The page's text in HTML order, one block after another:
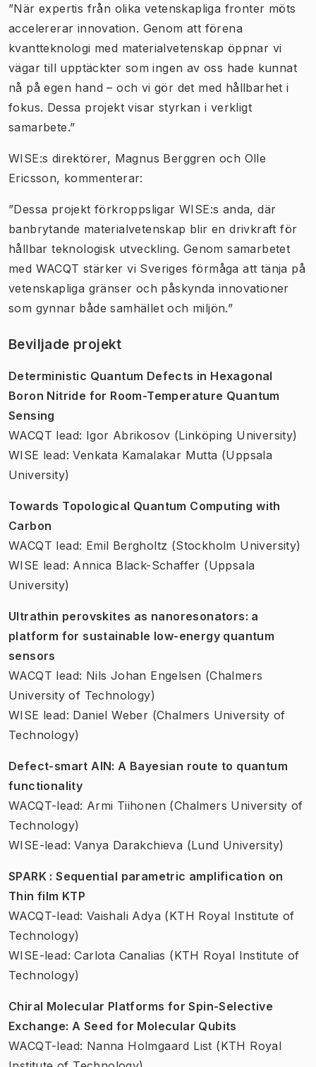
”När expertis från olika vetenskapliga fronter möts
accelererar innovation. Genom att förena
kvantteknologi med materialvetenskap öppnar vi
vägar till upptäckter som ingen av oss hade kunnat
nå på egen hand – och vi gör det med hållbarhet i
fokus. Dessa projekt visar styrkan i verkligt
samarbete.”
WISE:s direktörer, Magnus Berggren och Olle
Ericsson, kommenterar:
”Dessa projekt förkroppsligar WISE:s anda, där
banbrytande materialvetenskap blir en drivkraft för
hållbar teknologisk utveckling. Genom samarbetet
med WACQT stärker vi Sveriges förmåga att tänja på
vetenskapliga gränser och påskynda innovationer
som gynnar både samhället och miljön.”
Beviljade projekt
Deterministic Quantum Defects in Hexagonal
Boron Nitride for Room-Temperature Quantum
Sensing
WACQT lead: Igor Abrikosov (Linköping University)
WISE lead: Venkata Kamalakar Mutta (Uppsala
University)
Towards Topological Quantum Computing with
Carbon
WACQT lead: Emil Bergholtz (Stockholm University)
WISE lead: Annica Black-Schaffer (Uppsala
University)
Ultrathin perovskites as nanoresonators: a
platform for sustainable low-energy quantum
sensors
WACQT lead: Nils Johan Engelsen (Chalmers
University of Technology)
WISE lead: Daniel Weber (Chalmers University of
Technology)
Defect-smart AlN: A Bayesian route to quantum
functionality
WACQT-lead: Armi Tiihonen (Chalmers University of
Technology)
WISE-lead: Vanya Darakchieva (Lund University)
SPARK : Sequential parametric amplification on
Thin film KTP
WACQT-lead: Vaishali Adya (KTH Royal Institute of
Technology)
WISE-lead: Carlota Canalias (KTH Royal Institute of
Technology)
Chiral Molecular Platforms for Spin-Selective
Exchange: A Seed for Molecular Qubits
WACQT-lead: Nanna Holmgaard List (KTH Royal